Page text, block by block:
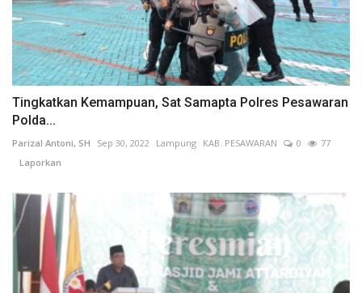
Tingkatkan Kemampuan, Sat Samapta Polres Pesawaran
Polda...
Parizal Antoni, SH Sep 30, 2022 Lampung KAB. PESAWARAN 0
77
Laporkan